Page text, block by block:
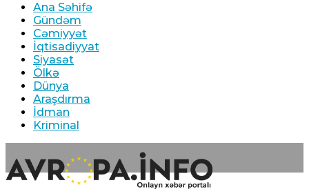
Ana Səhifə
Gündəm
Cəmiyyət
İqtisadiyyat
Siyasət
Ölkə
Dünya
Araşdırma
İdman
Kriminal